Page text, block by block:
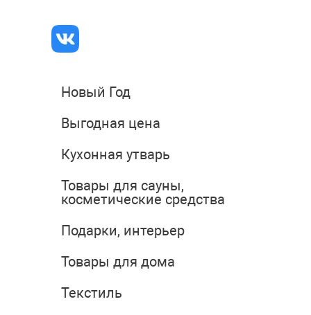
Новый Год
Выгодная цена
Кухонная утварь
Товары для сауны,
косметические средства
Подарки, интерьер
Товары для дома
Текстиль